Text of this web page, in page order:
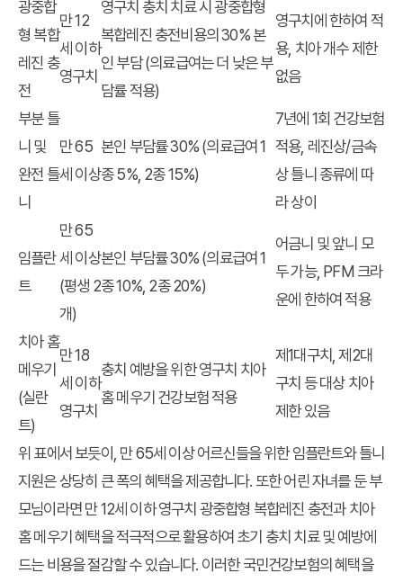
광중합
형 복합
레진 충
전
만 12
세 이하
영구치
영구치 충치 치료 시 광중합형
복합레진 충전비용의 30% 본
인 부담 (의료급여는 더 낮은 부
담률 적용)
영구치에 한하여 적
용, 치아 개수 제한
없음
부분 틀
니 및
완전 틀
니
만 65
세 이상
본인 부담률 30% (의료급여 1
종 5%, 2종 15%)
7년에 1회 건강보험
적용, 레진상/금속
상 틀니 종류에 따
라 상이
임플란
트
만 65
세 이상
(평생 2
개)
본인 부담률 30% (의료급여 1
종 10%, 2종 20%)
어금니 및 앞니 모
두 가능, PFM 크라
운에 한하여 적용
치아 홈
메우기
(실란
트)
만 18
세 이하
영구치
충치 예방을 위한 영구치 치아
홈 메우기 건강보험 적용
제1대구치, 제2대
구치 등 대상 치아
제한 있음
위 표에서 보듯이, 만 65세 이상 어르신들을 위한 임플란트와 틀니
지원은 상당히 큰 폭의 혜택을 제공합니다. 또한 어린 자녀를 둔 부
모님이라면 만 12세 이하 영구치 광중합형 복합레진 충전과 치아
홈 메우기 혜택을 적극적으로 활용하여 초기 충치 치료 및 예방에
드는 비용을 절감할 수 있습니다. 이러한 국민건강보험의 혜택을